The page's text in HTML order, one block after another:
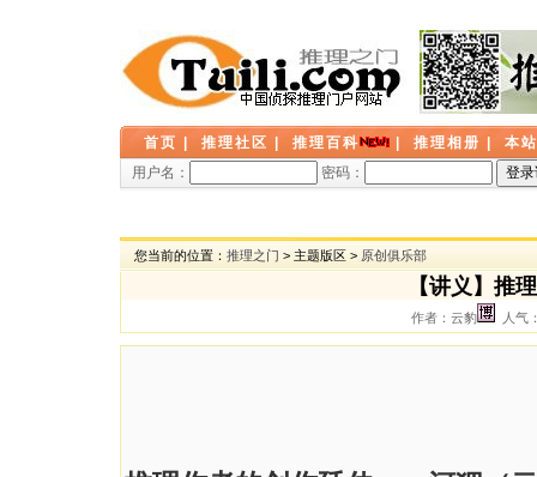
首页 推理社区 推理百科 推理相册
本
用户名：
密码：
您当前的位置： 推理之门 > 主题版区 > 原创俱乐部
【讲义】推
作者：云豹 人气